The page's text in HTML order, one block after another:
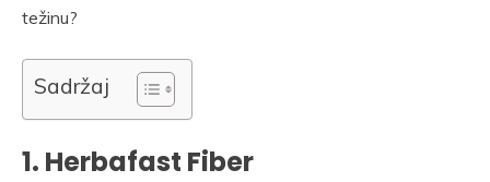
težinu?
Sadržaj
1. Herbafast Fiber